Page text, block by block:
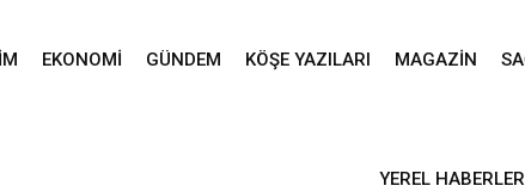
EKONOMI GÜNDEM KÖŞE YAZILARI MAGAZIN
YEREL HABERLER